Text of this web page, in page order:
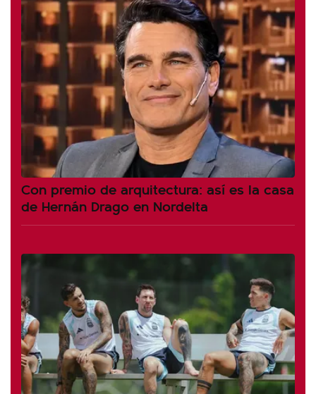
Con premio de arquitectura: así es la casa
de Hernán Drago en Nordelta